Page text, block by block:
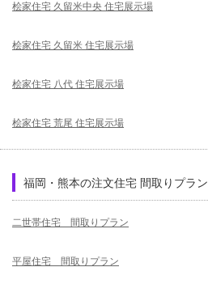
桧家住宅 久留米中央 住宅展示場
桧家住宅 久留米 住宅展示場
桧家住宅 八代 住宅展示場
桧家住宅 荒尾 住宅展示場
福岡・熊本の注文住宅 間取りプラン
二世帯住宅 間取りプラン
平屋住宅 間取りプラン